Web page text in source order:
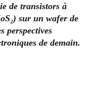
de transistors à
sur un wafer de
perspectives
de demain.